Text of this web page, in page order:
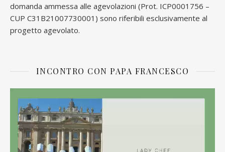
domanda ammessa alle agevolazioni (Prot. ICP0001756 –
CUP C31B21007730001) sono riferibili esclusivamente al
progetto agevolato.
INCONTRO CON PAPA FRANCESCO
Player